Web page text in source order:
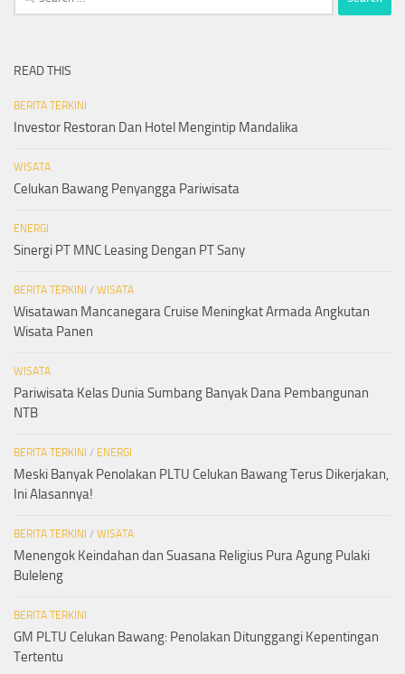
for:
READ THIS
BERITA TERKINI
Investor Restoran Dan Hotel Mengintip Mandalika
WISATA
Celukan Bawang Penyangga Pariwisata
ENERGI
Sinergi PT MNC Leasing Dengan PT Sany
BERITA TERKINI / WISATA
Wisatawan Mancanegara Cruise Meningkat Armada Angkutan
Wisata Panen
WISATA
Pariwisata Kelas Dunia Sumbang Banyak Dana Pembangunan
NTB
BERITA TERKINI / ENERGI
Meski Banyak Penolakan PLTU Celukan Bawang Terus Dikerjakan,
Ini Alasannya!
BERITA TERKINI / WISATA
Menengok Keindahan dan Suasana Religius Pura Agung Pulaki
Buleleng
BERITA TERKINI
GM PLTU Celukan Bawang: Penolakan Ditunggangi Kepentingan
Tertentu